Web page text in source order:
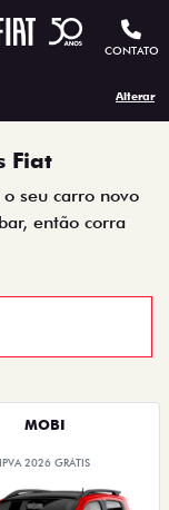
CONTATO
Alterar
Fiat
seu carro novo
então corra
MOBI
IPVA 2026 GRÁTIS